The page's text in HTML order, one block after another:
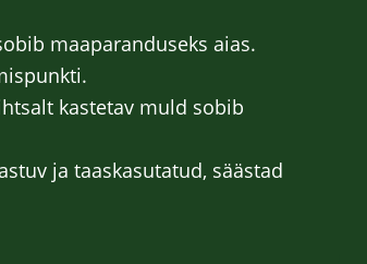
maaparanduseks aias.
kastetav muld sobib
ja taaskasutatud, säästad